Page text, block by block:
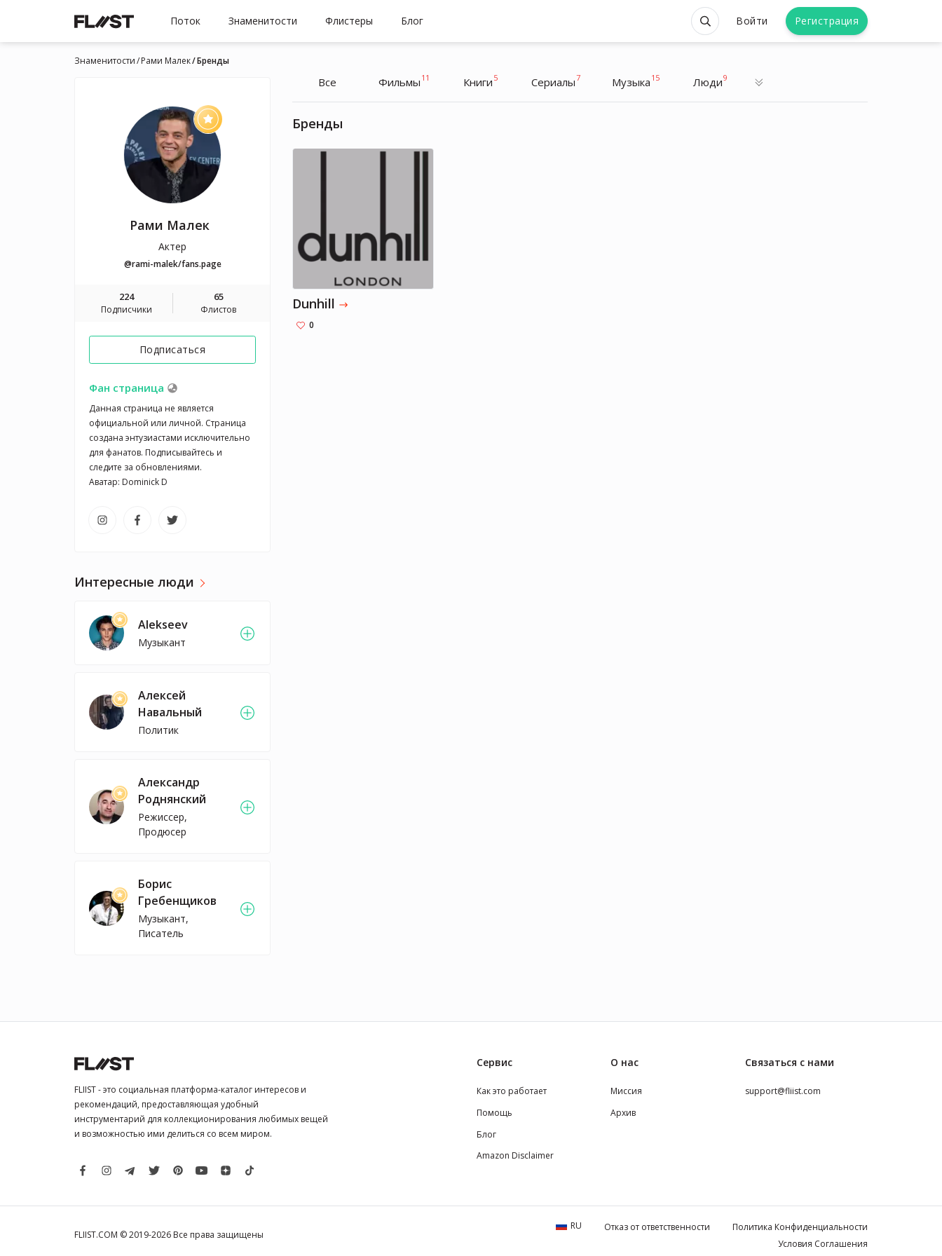
Поток Знаменитости Флистеры Блог Войти Регистрация
Знаменитости Рами Малек Бренды
Рами Малек
Актер
@rami-malek/fans.page
224
Подписчики
65
Флистов
Подписаться
Фан страница
Данная страница не является
официальной или личной. Страница
создана энтузиастами исключительно
для фанатов. Подписывайтесь и
следите за обновлениями.
Аватар: Dominick D
Интересные люди
Alekseev
Музыкант
Алексей
Навальный
Политик
Александр
Роднянский
Режиссер,
Продюсер
Борис
Гребенщиков
Музыкант,
Писатель
Все Фильмы 11 Книги 5 Cериалы7 Музыка 15 Люди9
Бренды
Dunhill
0
FLIIST - это социальная платформа-каталог интересов и
рекомендаций, предоставляющая удобный
инструментарий для коллекционирования любимых вещей
и возможностью ими делиться со всем миром.
Сервис
Как это работает
Помощь
Блог
Amazon Disclaimer
О нас
Миссия
Архив
Связаться с нами
support@fliist.com
FLIIST.COM © 2019-2026 Все права защищены
RU Отказ от ответственности
Политика Конфиденциальности
Условия Соглашения